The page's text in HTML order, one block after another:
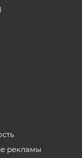
рекламы